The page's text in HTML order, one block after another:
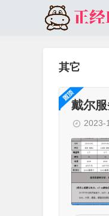
其它
戴尔
2023-